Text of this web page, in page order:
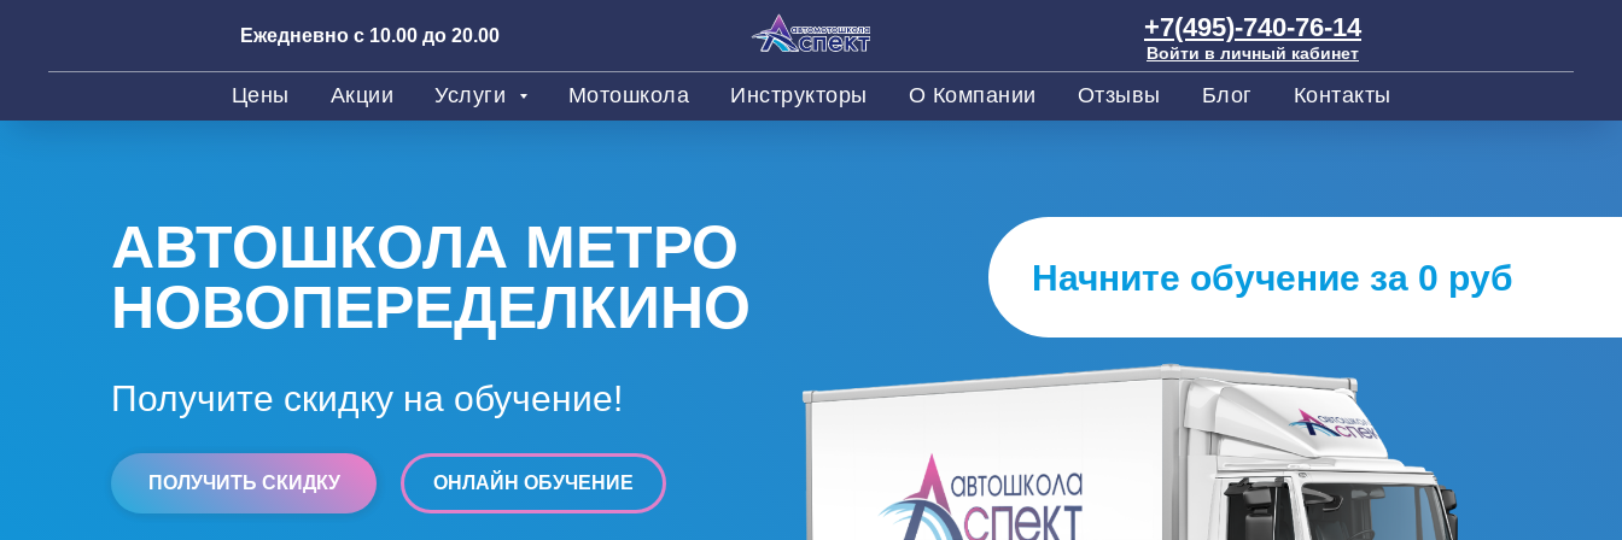
Ежедневно с 10.00 до 20.00 +7(495)-740-76-14
Войти в личный кабинет
Цены Акции Услуги Мотошкола Инструкторы О Компании Отзывы Блог Контакты
ПОЛУЧИТЬ СКИДКУ
АВТОШКОЛА МЕТРО
НОВОПЕРЕДЕЛКИНО
Начните обучение за 0 руб
Получите скидку на обучение!
ОНЛАЙН ОБУЧЕНИЕ